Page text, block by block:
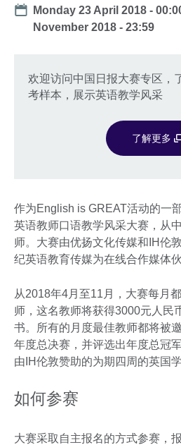
Date
Monday 23 April 2018 -
November 2018 - 23:59
欢迎访问中国日报大赛专区，
考样本，展示英语教学风采
了解更多
作为English is GREAT活动的一
英语教师口语教学风采大赛，从
师。大赛由优扬文化传媒和IH伦
纪英语教育传媒为在线合作媒体伙
从2018年4月至11月，大赛每月
师，这名教师将获得3000元人民
书。所有的月度最佳教师都将被
年度总决赛，并评选出年度总冠
由IH伦敦赞助的为期四周的英国学
如何参赛
大赛采取自主报名的方式参赛，